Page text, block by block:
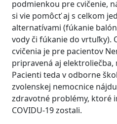
podmienkou pre cvičenie,
si vie pomôcť aj s celkom
alternatívami (fúkanie
vody či fúkanie do vrtuľky).
cvičenia je pre pacientov
pripravená aj elektroliečba,
Pacienti teda v odborne
zvolenskej nemocnice
zdravotné problémy, ktoré
COVIDU-19 zostali.